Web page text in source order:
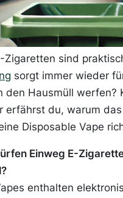
Zigaretten sind
sorgt immer wieder
den Hausmüll werfen?
erfährst du, warum
Disposable Vape
Einweg E-
enthalten